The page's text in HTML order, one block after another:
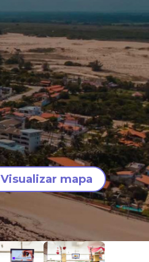
Visualizar mapa